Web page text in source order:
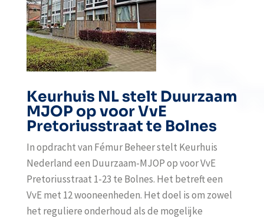
Keurhuis NL stelt Duurzaam
MJOP op voor VvE
Pretoriusstraat te Bolnes
In opdracht van Fémur Beheer stelt Keurhuis
Nederland een Duurzaam-MJOP op voor VvE
Pretoriusstraat 1-23 te Bolnes. Het betreft een
VvE met 12 wooneenheden. Het doel is om zowel
het reguliere onderhoud als de mogelijke